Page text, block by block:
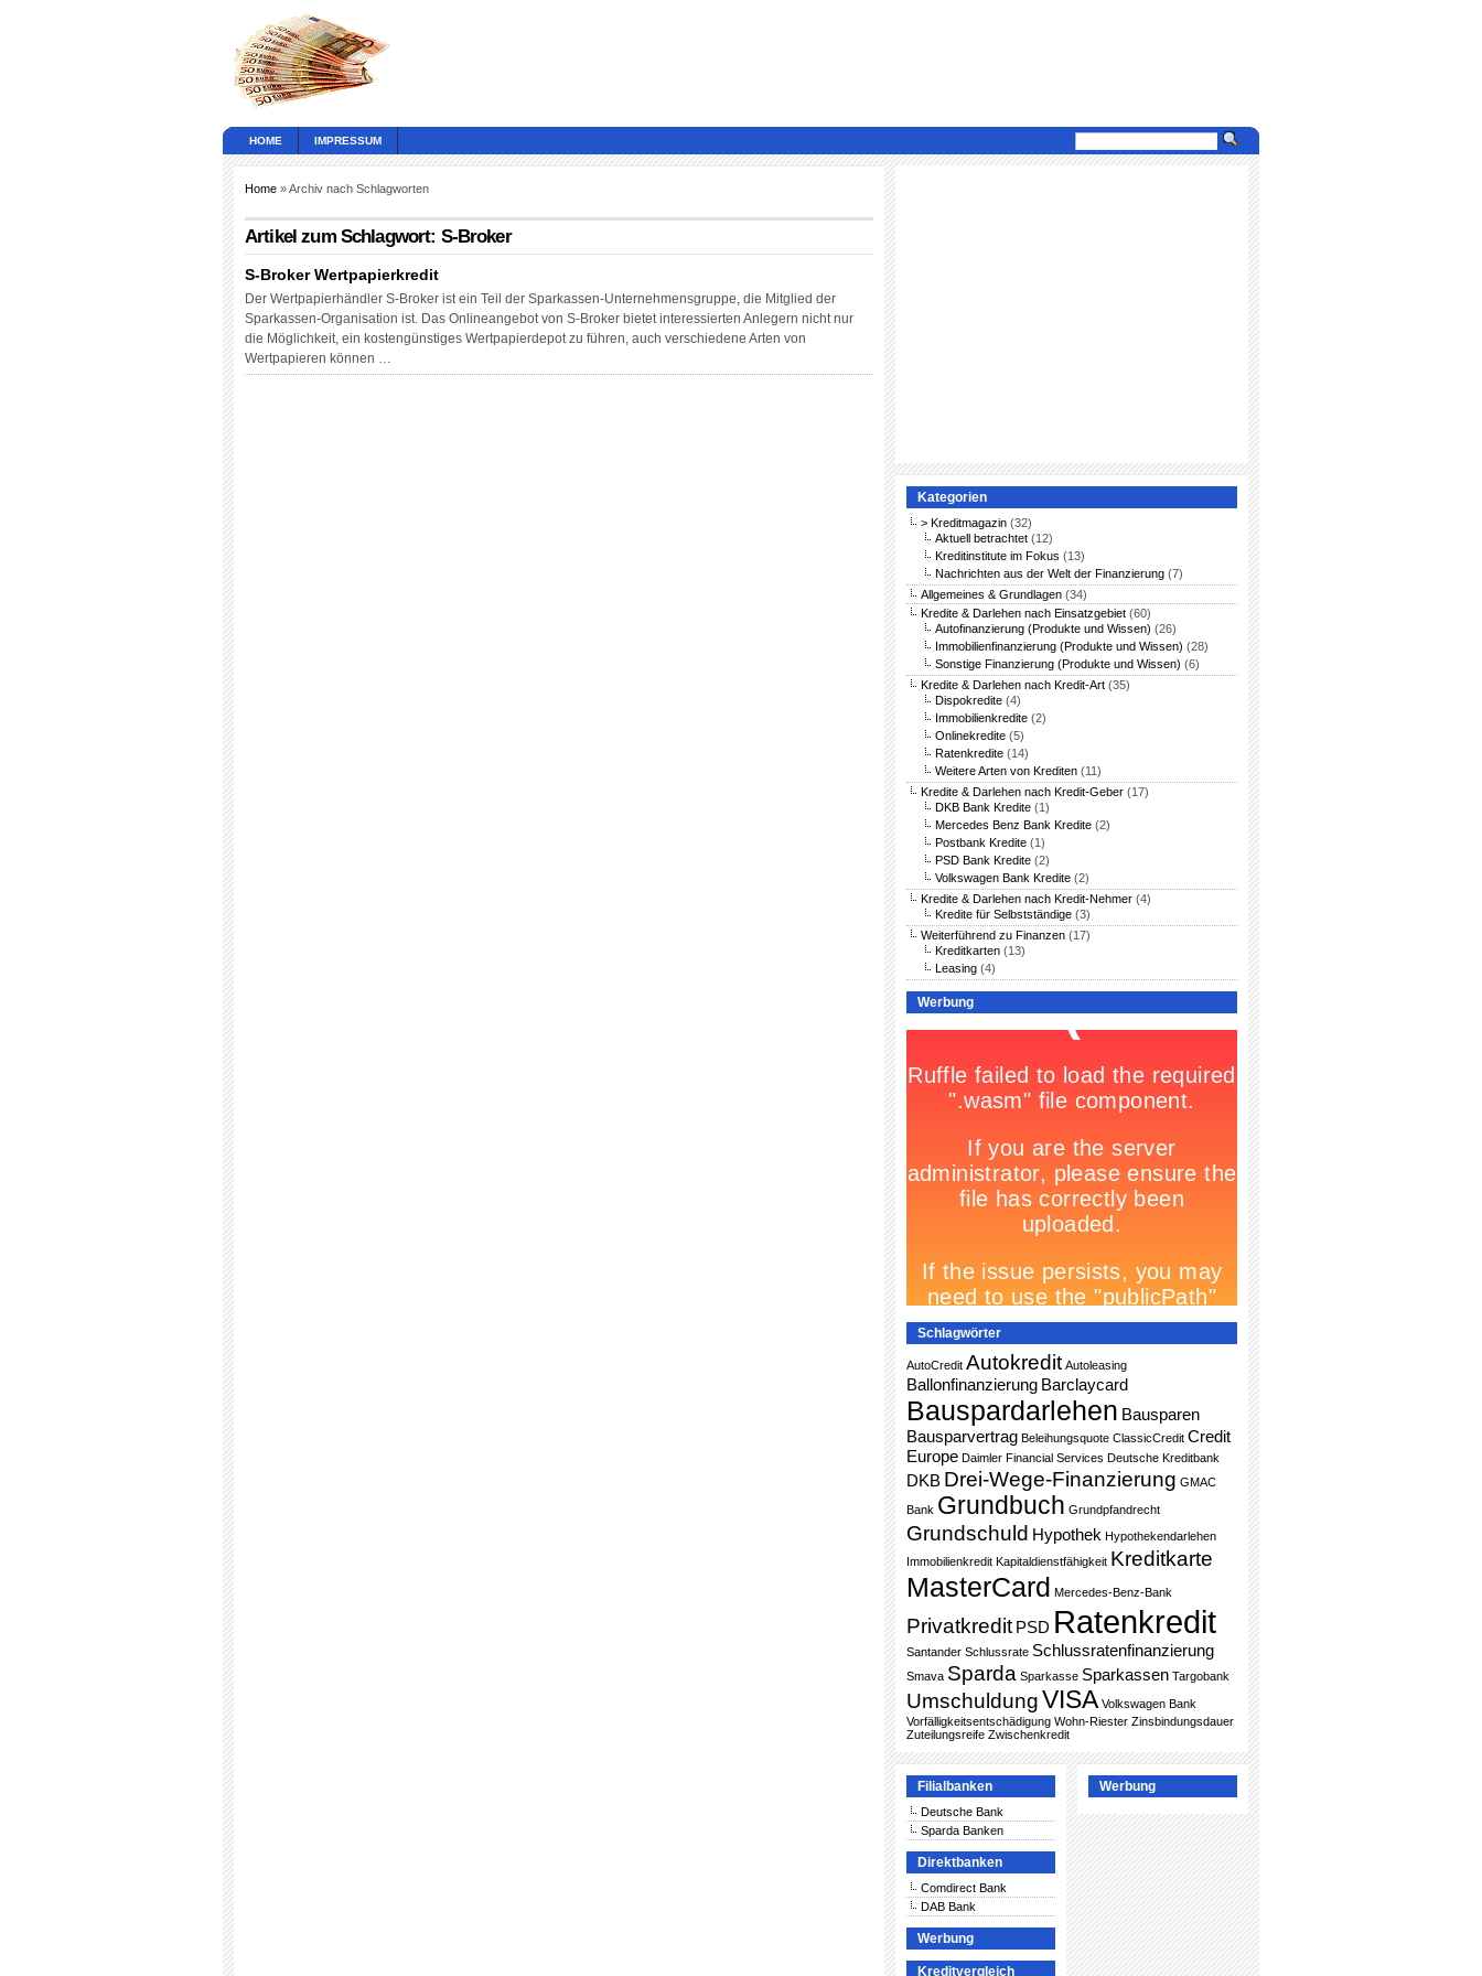
HOME IMPRESSUM
Home » Archiv nach Schlagworten
Artikel zum Schlagwort: S-Broker
S-Broker Wertpapierkredit
Der Wertpapierhändler S-Broker ist ein Teil der Sparkassen-Unternehmensgruppe, die Mitglied der
Sparkassen-Organisation ist. Das Onlineangebot von S-Broker bietet interessierten Anlegern nicht nur
die Möglichkeit, ein kostengünstiges Wertpapierdepot zu führen, auch verschiedene Arten von
Wertpapieren können …
Kategorien
> Kreditmagazin (32)
Aktuell betrachtet (12)
Kreditinstitute im Fokus (13)
Nachrichten aus der Welt der Finanzierung (7)
Allgemeines & Grundlagen (34)
Kredite & Darlehen nach Einsatzgebiet (60)
Autofinanzierung (Produkte und Wissen) (26)
Immobilienfinanzierung (Produkte und Wissen) (28)
Sonstige Finanzierung (Produkte und Wissen) (6)
Kredite & Darlehen nach Kredit-Art (35)
Dispokredite (4)
Immobilienkredite (2)
Onlinekredite (5)
Ratenkredite (14)
Weitere Arten von Krediten (11)
Kredite & Darlehen nach Kredit-Geber (17)
DKB Bank Kredite (1)
Mercedes Benz Bank Kredite (2)
Postbank Kredite (1)
PSD Bank Kredite (2)
Volkswagen Bank Kredite (2)
Kredite & Darlehen nach Kredit-Nehmer (4)
Kredite für Selbstständige (3)
Weiterführend zu Finanzen (17)
Kreditkarten (13)
Leasing (4)
Werbung
Schlagwörter
AutoCredit Autokredit Autoleasing
Ballonfinanzierung Barclaycard
Bauspardarlehen Bausparen
Bausparvertrag Beleihungsquote ClassicCredit Credit
Europe Daimler Financial Services Deutsche Kreditbank
DKB Drei-Wege-Finanzierung GMAC
Bank Grundbuch Grundpfandrecht
Grundschuld Hypothek Hypothekendarlehen
Immobilienkredit Kapitaldienstfähigkeit Kreditkarte
MasterCard Mercedes-Benz-Bank
Privatkredit PSD Ratenkredit
Santander Schlussrate Schlussratenfinanzierung
Smava Sparda Sparkasse Sparkassen Targobank
UmschuldungVISA Volkswagen Bank
Vorfälligkeitsentschädigung Wohn-Riester Zinsbindungsdauer
Zuteilungsreife Zwischenkredit
Filialbanken
Deutsche Bank
Sparda Banken
Direktbanken
Comdirect Bank
DAB Bank
Werbung
Kreditvergleich
Werbung